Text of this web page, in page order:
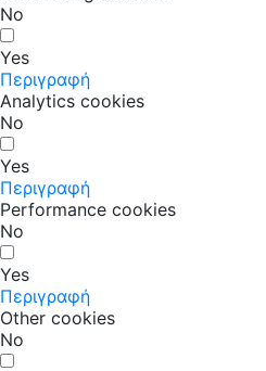
No
Yes
Περιγραφή
Analytics cookies
No
Yes
Περιγραφή
Performance cookies
No
Yes
Περιγραφή
Other cookies
No